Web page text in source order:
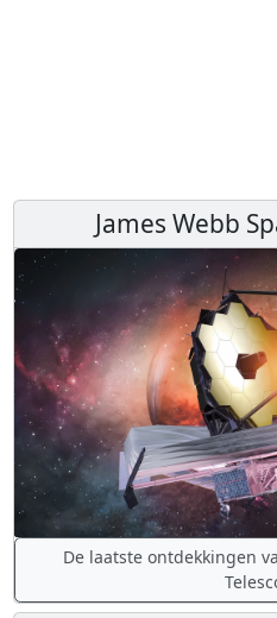
James Webb
De laatste ontdekkingen